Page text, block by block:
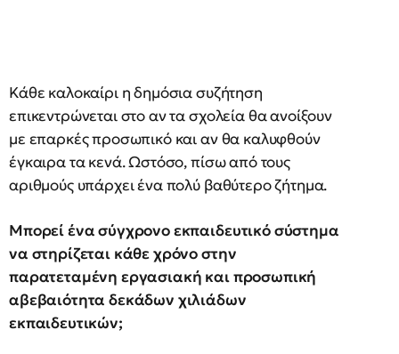
Κάθε καλοκαίρι η δημόσια συζήτηση
επικεντρώνεται στο αν τα σχολεία θα ανοίξουν
με επαρκές προσωπικό και αν θα καλυφθούν
έγκαιρα τα κενά. Ωστόσο, πίσω από τους
αριθμούς υπάρχει ένα πολύ βαθύτερο ζήτημα.
Μπορεί ένα σύγχρονο εκπαιδευτικό σύστημα
να στηρίζεται κάθε χρόνο στην
παρατεταμένη εργασιακή και προσωπική
αβεβαιότητα δεκάδων χιλιάδων
εκπαιδευτικών;